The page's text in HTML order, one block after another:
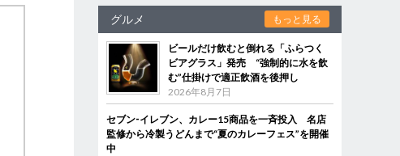
グルメ もっと見る
ビールだけ飲むと倒れる「ふらつく
ビアグラス」発売 “強制的に水を飲
む”仕掛けで適正飲酒を後押し
2026年8月7日
セブン‐イレブン、カレー15商品を一斉投入 名店
監修から冷製うどんまで“夏のカレーフェス”を開催
中